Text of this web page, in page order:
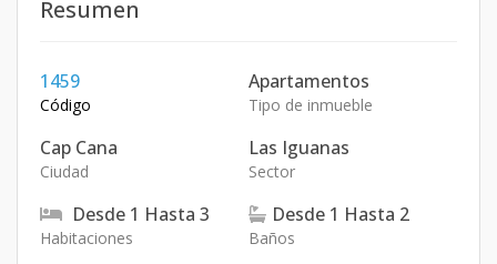
Resumen
1459
Código
Apartamentos
Tipo de inmueble
Cap Cana
Ciudad
Las Iguanas
Sector
Desde 1 Hasta 3
Habitaciones
Desde 1 Hasta 2
Baños